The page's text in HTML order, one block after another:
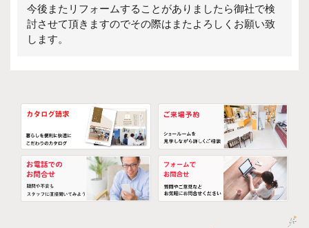
今後またリフォームすることがありましたら御社で検
討させて頂きますのでその際はまたよろしくお願い致
します。